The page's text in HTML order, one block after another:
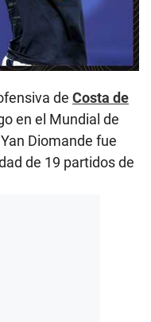
de Costa de
en el Mundial de
Diomande fue
de 19 partidos de